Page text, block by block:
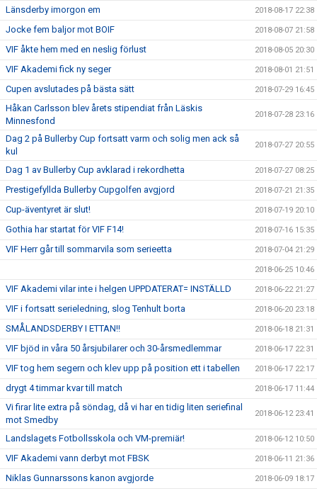
Länsderby imorgon em 2018-08-17 22:38
Jocke fem baljor mot BOIF 2018-08-07 21:58
VIF åkte hem med en neslig förlust 2018-08-05 20:30
VIF Akademi fick ny seger 2018-08-01 21:51
Cupen avslutades på bästa sätt 2018-07-29 16:45
Håkan Carlsson blev årets stipendiat från Läskis
Minnesfond
2018-07-28 23:16
Dag 2 på Bullerby Cup fortsatt varm och solig men ack så
kul
2018-07-27 20:55
Dag 1 av Bullerby Cup avklarad i rekordhetta 2018-07-27 08:25
Prestigefyllda Bullerby Cupgolfen avgjord 2018-07-21 21:35
Cup-äventyret är slut! 2018-07-19 20:10
Gothia har startat för VIF F14! 2018-07-16 15:35
VIF Herr går till sommarvila som serieetta 2018-07-04 21:29
2018-06-25 10:46
VIF Akademi vilar inte i helgen UPPDATERAT= INSTÄLLD 2018-06-22 21:27
VIF i fortsatt serieledning, slog Tenhult borta 2018-06-20 23:18
SMÅLANDSDERBY I ETTAN!! 2018-06-18 21:31
VIF bjöd in våra 50 årsjubilarer och 30-årsmedlemmar 2018-06-17 22:31
VIF tog hem segern och klev upp på position ett i tabellen 2018-06-17 22:17
drygt 4 timmar kvar till match 2018-06-17 11:44
Vi firar lite extra på söndag, då vi har en tidig liten seriefinal
mot Smedby
2018-06-12 23:41
Landslagets Fotbollsskola och VM-premiär! 2018-06-12 10:50
VIF Akademi vann derbyt mot FBSK 2018-06-11 21:36
Niklas Gunnarssons kanon avgjorde 2018-06-09 18:17